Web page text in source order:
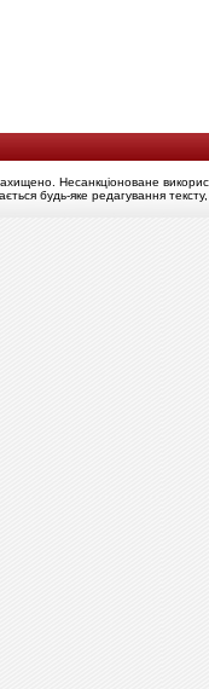
Несанкціоноване
будь-яке редагування